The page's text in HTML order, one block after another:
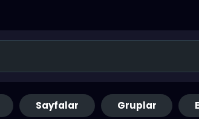
Sayfalar Gruplar